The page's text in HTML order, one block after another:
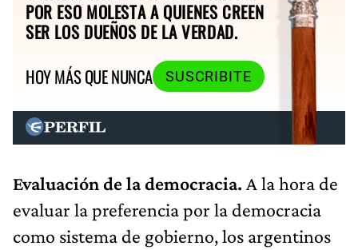
POR ESO MOLESTA A QUIENES CREEN
SER LOS DUEÑOS DE LA VERDAD.
HOY MÁS QUE NUNCA
SUSCRIBITE
Evaluación de la democracia. A la hora de
evaluar la preferencia por la democracia
como sistema de gobierno, los argentinos